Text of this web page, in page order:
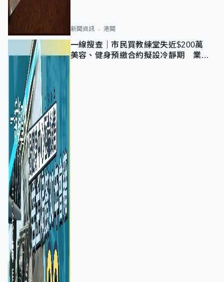
新聞資訊 港聞
一線搜查｜市民買教練堂失近$200萬
美容、健身預繳合約擬設冷靜期 業界